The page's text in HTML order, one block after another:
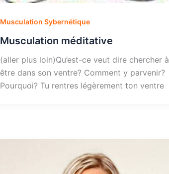
Musculation Sybernétique
Musculation méditative
(aller plus loin)Qu’est-ce veut dire chercher à
être dans son ventre? Comment y parvenir?
Pourquoi? Tu rentres légèrement ton ventre